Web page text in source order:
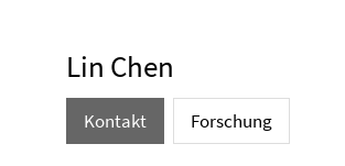
Lin Chen
Kontakt Forschung